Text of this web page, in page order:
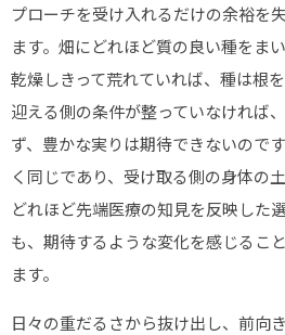
プローチを受け入れるだけの余裕を
ます。畑にどれほど質の良い種をま
乾燥しきって荒れていれば、種は根
迎える側の条件が整っていなければ
ず、豊かな実りは期待できないので
く同じであり、受け取る側の身体の
どれほど先端医療の知見を反映した
も、期待するような変化を感じるこ
ます。
日々の重だるさから抜け出し、前向